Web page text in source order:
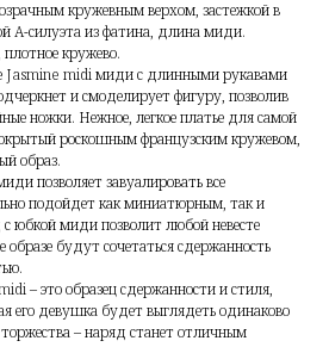
кружевным верхом, застежкой в
А-силуэта из фатина, длина миди.
кружево.
Jasmine midi миди с длинными рукавами
и смоделирует фигуру, позволив
ножки. Нежное, легкое платье для самой
роскошным французским кружевом,
образ.
позволяет завуалировать все
подойдет как миниатюрным, так и
юбкой миди позволит любой невесте
образе будут сочетаться сдержанность
– это образец сдержанности и стиля,
его девушка будет выглядеть одинаково
– наряд станет отличным